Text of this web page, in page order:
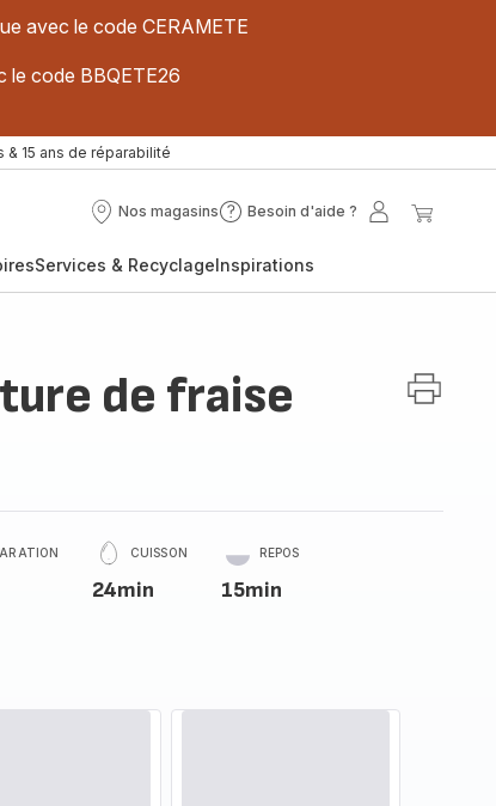
avec le code CERAMETE
le code BBQETE26
& 15 ans de réparabilité
Nos magasins
Nos
Besoin d'aide ?
Besoin
?
Mon
Services & RecyclageInspirations
de fraise
CUISSON
24min
REPOS
15min